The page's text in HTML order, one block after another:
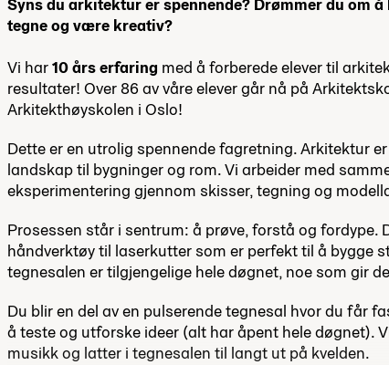
Syns du arkitektur er spennende? Drømmer du om
tegne og være kreativ?
Vi har10 års erfaring med å forberede elever til
resultater! Over 86 av våre elever går nå på
Arkitekthøyskolen i Oslo!
Dette er en utrolig spennende fagretning. Arkitektur
landskap til bygninger og rom. Vi arbeider med
eksperimentering gjennom skisser, tegning og
Prosessen står i sentrum: å prøve, forstå og
håndverktøy til laserkutter som er perfekt til å bygge
tegnesalen er tilgjengelige hele døgnet, noe som gir
Du blir en del av en pulserende tegnesal hvor du får
å teste og utforske ideer (alt har åpent hele døgnet).
musikk og latter i tegnesalen til langt ut på kvelden.